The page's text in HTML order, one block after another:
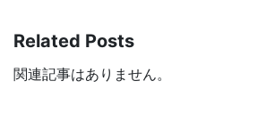
Related Posts
関連記事はありません。